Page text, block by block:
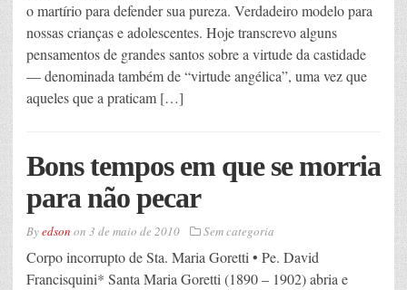
o martírio para defender sua pureza. Verdadeiro modelo para
nossas crianças e adolescentes. Hoje transcrevo alguns
pensamentos de grandes santos sobre a virtude da castidade
— denominada também de “virtude angélica”, uma vez que
aqueles que a praticam […]
Bons tempos em que se morria
para não pecar
Byedson on 3 de maio de 2010 Sem categoria
Corpo incorrupto de Sta. Maria Goretti • Pe. David
Francisquini* Santa Maria Goretti (1890 – 1902) abria e